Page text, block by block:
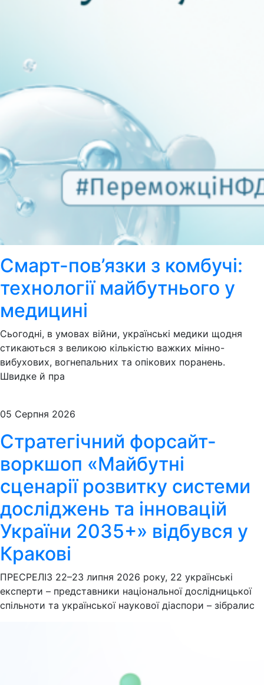
Смарт-пов’язки з комбучі:
технології майбутнього у
медицині
Сьогодні, в умовах війни, українські медики щодня
стикаються з великою кількістю важких мінно-
вибухових, вогнепальних та опікових поранень.
Швидке й пра
05 Серпня 2026
Стратегічний форсайт-
воркшоп «Майбутні
сценарії розвитку системи
досліджень та інновацій
України 2035+» відбувся у
Кракові
ПРЕСРЕЛІЗ 22–23 липня 2026 року, 22 українські
експерти – представники національної дослідницької
спільноти та української наукової діаспори – зібралис